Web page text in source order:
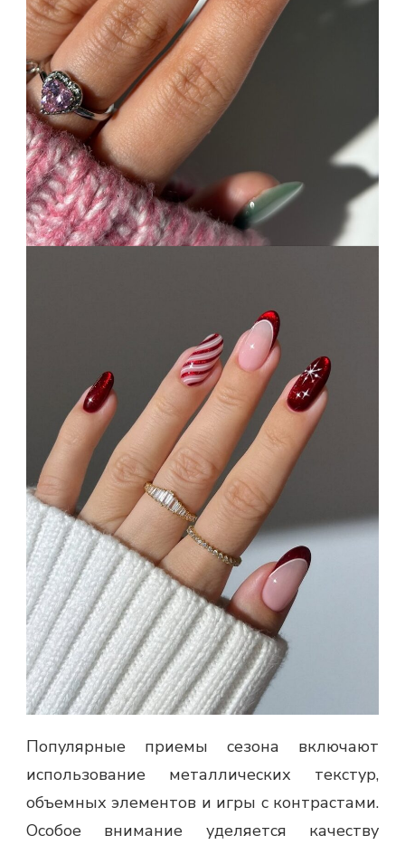
Популярные приемы сезона включают
использование металлических текстур,
объемных элементов и игры с контрастами.
Особое внимание уделяется качеству